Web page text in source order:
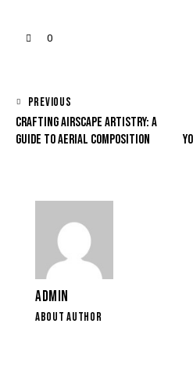
0
PREVIOUS
CRAFTING AIRSCAPE ARTISTRY: A
GUIDE TO AERIAL COMPOSITION
ADMIN
ABOUT AUTHOR